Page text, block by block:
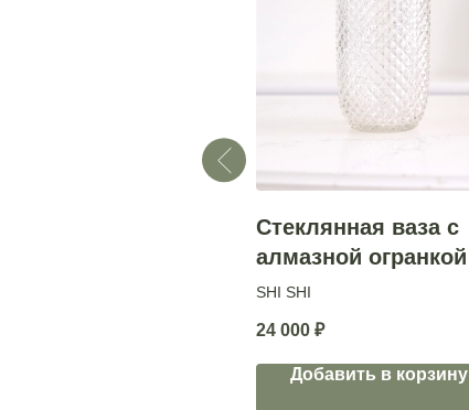
Стеклянная ваза с
алмазной огранкой
SHI SHI
24 000 ₽
Добавить в корзину